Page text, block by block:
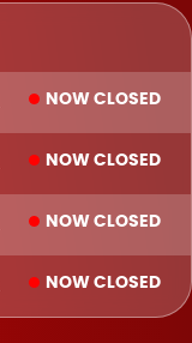
NOW CLOSED
NOW CLOSED
NOW CLOSED
NOW CLOSED